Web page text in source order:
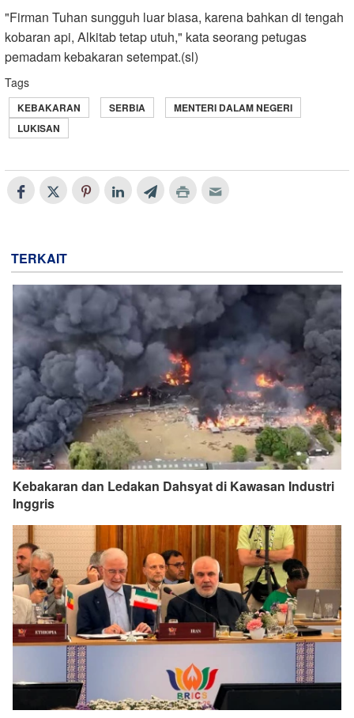
"Firman Tuhan sungguh luar biasa, karena bahkan di tengah
kobaran api, Alkitab tetap utuh," kata seorang petugas
pemadam kebakaran setempat.(sl)
Tags
KEBAKARAN SERBIA
MENTERI DALAM NEGERI
LUKISAN
TERKAIT
Kebakaran dan Ledakan Dahsyat di Kawasan Industri
Inggris